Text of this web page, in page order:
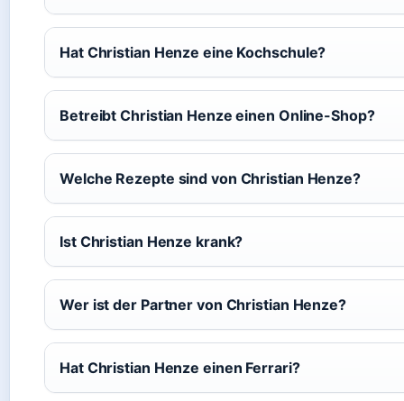
Hat Christian Henze eine Kochschule?
Betreibt Christian Henze einen Online-Shop?
Welche Rezepte sind von Christian Henze?
Ist Christian Henze krank?
Wer ist der Partner von Christian Henze?
Hat Christian Henze einen Ferrari?